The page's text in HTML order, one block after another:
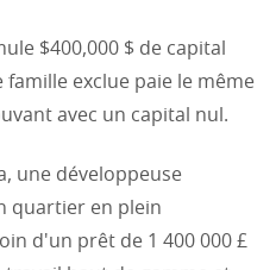
$400,000 $ de capital
exclue paie le même
avec un capital nul.
une développeuse
quartier en plein
d'un prêt de 1 400 000 £